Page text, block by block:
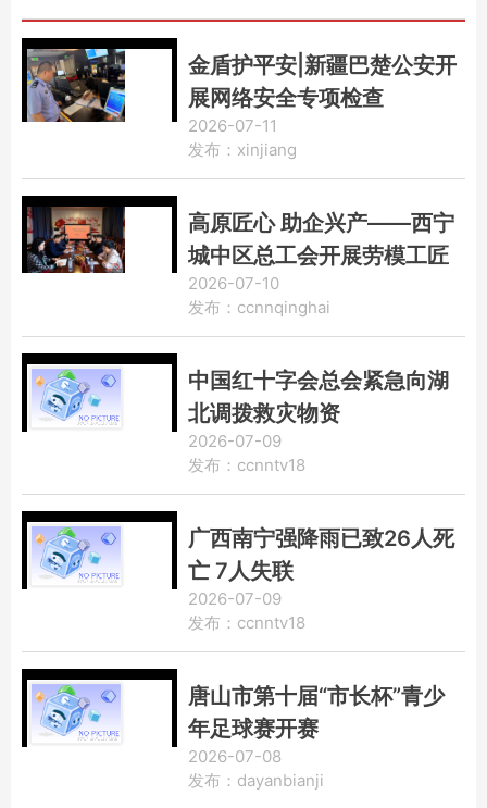
金盾护平安|新疆巴楚公安开
展网络安全专项检查
2026-07-11
发布：xinjiang
高原匠心 助企兴产——西宁
城中区总工会开展劳模工匠
助企行专项行动
2026-07-10
发布：ccnnqinghai
中国红十字会总会紧急向湖
北调拨救灾物资
2026-07-09
发布：ccnntv18
广西南宁强降雨已致26人死
亡 7人失联
2026-07-09
发布：ccnntv18
唐山市第十届“市长杯”青少
年足球赛开赛
2026-07-08
发布：dayanbianji